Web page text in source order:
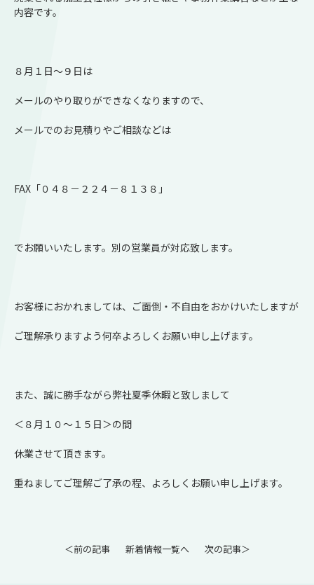
内容です。
８月１日～９日は
メールのやり取りができなくなりますので、
メールでのお見積りやご相談などは
FAX「０４８－２２４－８１３８」
でお願いいたします。別の営業員が対応致します。
お客様におかれましては、ご面倒・不自由をおかけいたしますが
ご理解承りますよう何卒よろしくお願い申し上げます。
また、誠に勝手ながら弊社夏季休暇と致しまして
＜８月１０～１５日＞の間
休業させて頂きます。
重ねましてご理解ご了承の程、よろしくお願い申し上げます。
＜前の記事 新着情報一覧へ 次の記事＞